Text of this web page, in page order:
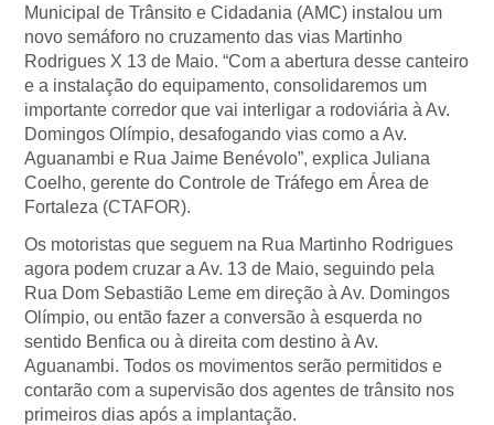
Municipal de Trânsito e Cidadania (AMC) instalou um
novo semáforo no cruzamento das vias Martinho
Rodrigues X 13 de Maio. “Com a abertura desse canteiro
e a instalação do equipamento, consolidaremos um
importante corredor que vai interligar a rodoviária à Av.
Domingos Olímpio, desafogando vias como a Av.
Aguanambi e Rua Jaime Benévolo”, explica Juliana
Coelho, gerente do Controle de Tráfego em Área de
Fortaleza (CTAFOR).
Os motoristas que seguem na Rua Martinho Rodrigues
agora podem cruzar a Av. 13 de Maio, seguindo pela
Rua Dom Sebastião Leme em direção à Av. Domingos
Olímpio, ou então fazer a conversão à esquerda no
sentido Benfica ou à direita com destino à Av.
Aguanambi. Todos os movimentos serão permitidos e
contarão com a supervisão dos agentes de trânsito nos
primeiros dias após a implantação.